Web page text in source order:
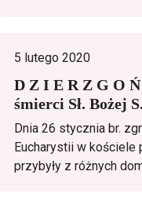
5 lutego 2020
D Z I E R Z G O
śmierci Sł. Bożej
Dnia 26 stycznia br.
Eucharystii w kościele
przybyły z różnych